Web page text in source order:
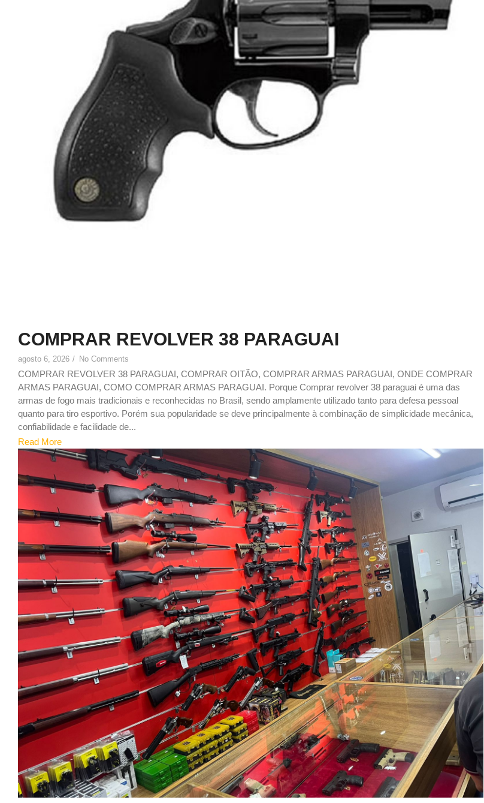
COMPRAR REVOLVER 38 PARAGUAI
agosto 6, 2026 / No Comments
COMPRAR REVOLVER 38 PARAGUAI, COMPRAR OITÃO, COMPRAR ARMAS PARAGUAI, ONDE COMPRAR
ARMAS PARAGUAI, COMO COMPRAR ARMAS PARAGUAI. Porque Comprar revolver 38 paraguai é uma das
armas de fogo mais tradicionais e reconhecidas no Brasil, sendo amplamente utilizado tanto para defesa pessoal
quanto para tiro esportivo. Porém sua popularidade se deve principalmente à combinação de simplicidade mecânica,
confiabilidade e facilidade de...
Read More